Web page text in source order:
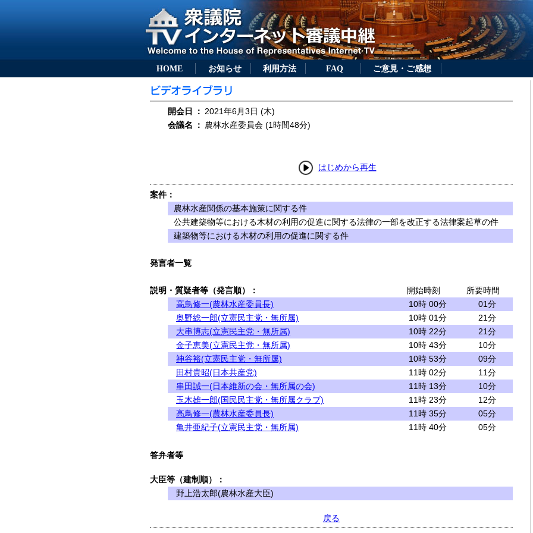
HOME お知らせ 利用方法 FAQ ご意見・ご感想
開会日 ： 2021年6月3日 (木)
会議名
： 農林水産委員会 (1時間48分)
はじめから再生
案件：
農林水産関係の基本施策に関する件
公共建築物等における木材の利用の促進に関する法律の一部を改正する法律案起草の件
建築物等における木材の利用の促進に関する件
発言者一覧
説明・質疑者等（発言順）： 開始時刻
所要時間
高鳥修一(農林水産委員長)
10時 00分
01分
奥野総一郎(立憲民主党・無所属)
10時 01分
21分
大串博志(立憲民主党・無所属)
10時 22分
21分
金子恵美(立憲民主党・無所属)
10時 43分
10分
神谷裕(立憲民主党・無所属)
10時 53分
09分
田村貴昭(日本共産党)
11時 02分
11分
串田誠一(日本維新の会・無所属の会)
11時 13分
10分
玉木雄一郎(国民民主党・無所属クラブ)
11時 23分
12分
高鳥修一(農林水産委員長)
11時 35分
05分
亀井亜紀子(立憲民主党・無所属)
11時 40分 05分
答弁者等
大臣等（建制順）：
野上浩太郎(農林水産大臣)
戻る